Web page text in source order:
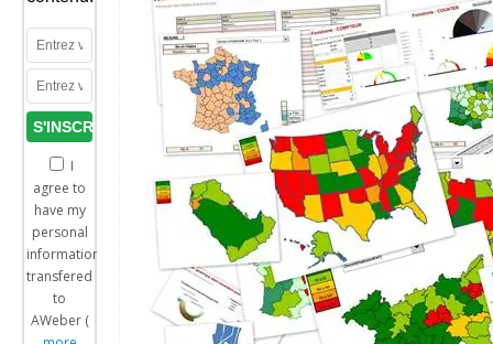
I
agree to
have my
personal
information
transfered
to
AWeber (